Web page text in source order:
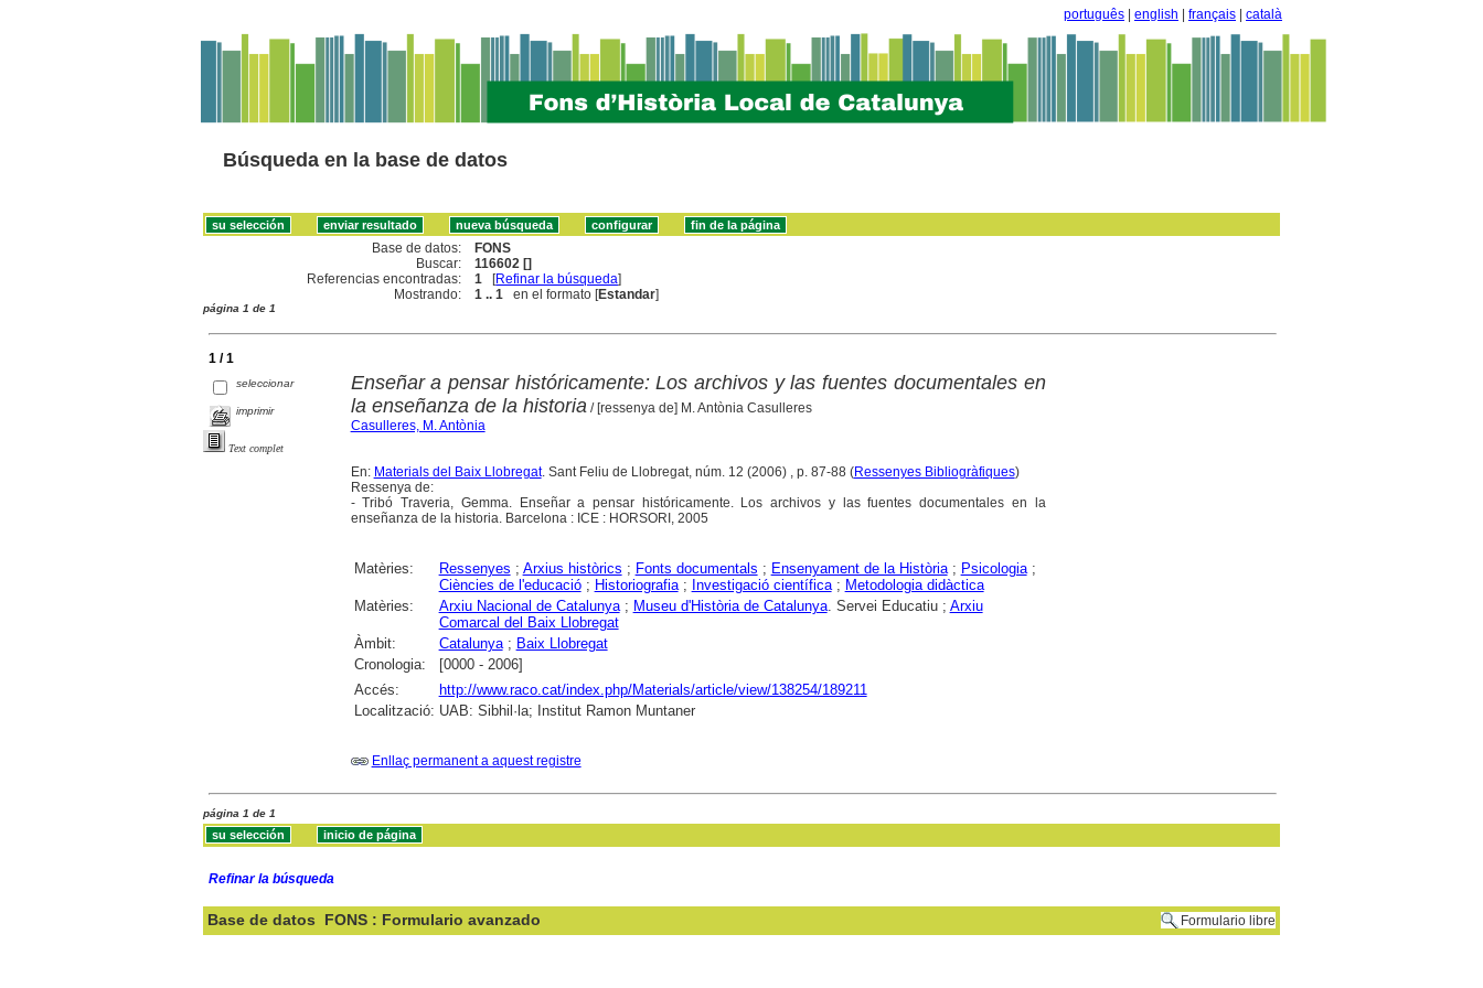
português english français català
Búsqueda en la base de datos
Base de datos:
FONS
Buscar:
116602 []
Referencias encontradas:
1 [Refinar la búsqueda]
Mostrando:
1 .. 1 en el formato [Estandar]
página 1 de 1
1 / 1
seleccionar
imprimir
Text complet
Enseñar a pensar históricamente: Los archivos y las fuentes documentales en
la enseñanza de la historia/ [ressenya de] M. Antònia Casulleres
Casulleres, M. Antònia
En: Materials del Baix Llobregat. Sant Feliu de Llobregat, núm. 12 (2006) , p. 87-88 (Ressenyes Bibliogràfiques)
Ressenya de:
- Tribó Traveria, Gemma. Enseñar a pensar históricamente. Los archivos y las fuentes documentales en la
enseñanza de la historia. Barcelona : ICE : HORSORI, 2005
Matèries: Ressenyes ; Arxius històrics ; Fonts documentals ; Ensenyament de la Història; Psicologia;
Ciències de l'educació; Historiografia; Investigació científica; Metodologia didàctica
Matèries:
Arxiu Nacional de Catalunya; Museu d'Història de Catalunya. Servei Educatiu ; Arxiu
Comarcal del Baix Llobregat
Àmbit:
Catalunya; Baix Llobregat
Cronologia:
[0000 - 2006]
Accés:
http://www.raco.cat/index.php/Materials/article/view/138254/189211
Localització: UAB: Sibhil·la; Institut Ramon Muntaner
Enllaç permanent a aquest registre
página 1 de 1
Refinar la búsqueda
Base de datos FONS : Formulario avanzado Formulario libre